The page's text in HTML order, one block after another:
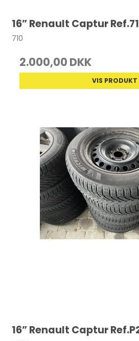
16” Renault Captur
710
2.000,00 DKK
VIS PRODUKT
16” Renault Captur